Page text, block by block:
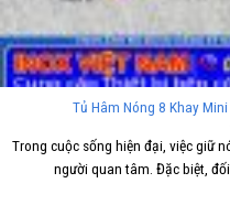
Tủ Hâm Nóng 8 Khay
Trong cuộc sống hiện đại, việc giữ
người quan tâm. Đặc biệt,